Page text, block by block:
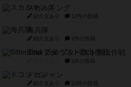
スカルキング
紹介文あり 12件の投稿
海兵隊
紹介文あり 1件の投稿
Bitter End ブタペスト救出作戦
1件の投稿
ドコジャン
紹介文あり 10件の投稿